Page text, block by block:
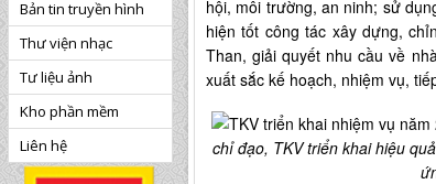
hội, môi trường, an ninh; sử
hiện tốt công tác xây dựng,
Than, giải quyết nhu cầu về
xuất sắc kế hoạch, nhiệm vụ,
chỉ đạo, TKV triển khai hiệu
Bản tin truyền hình
Thư viện nhạc
Tư liệu ảnh
Kho phần mềm
Liên hệ